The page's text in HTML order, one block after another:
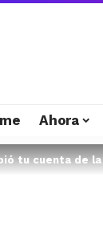
Ahora
tu cuenta de